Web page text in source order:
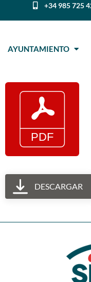
+34 985 725
AYUNTAMIENTO
DESCARGAR